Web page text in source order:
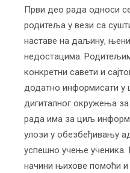
Први део рада односи
родитеља у вези са
наставе на даљину,
недостацима.
конкретни савети и
додатно информисати
дигиталног окружења
рада има за циљ
улози у обезбеђивању
успешно учење ученика.
начини њихове помоћи и